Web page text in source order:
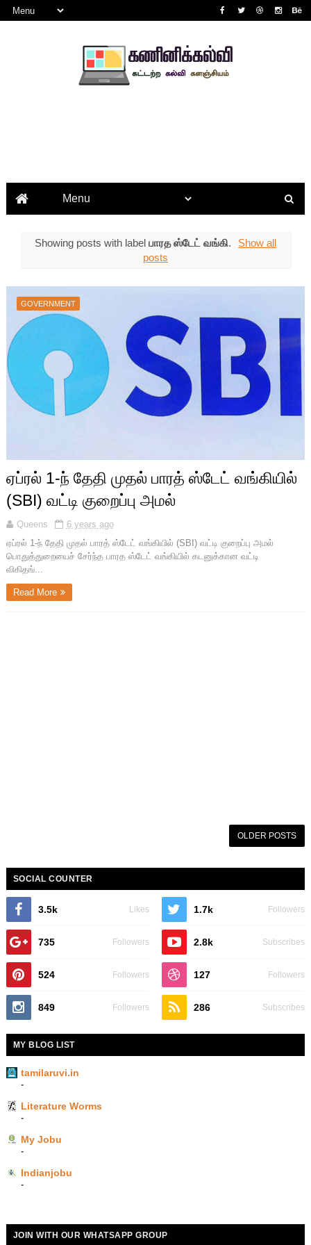
Showing posts with label பாரத ஸ்டேட் வங்கி.
Show all
posts
GOVERNMENT
ஏப்ரல் 1-ந் தேதி முதல் பாரத் ஸ்டேட் வங்கியில்
(SBI) வட்டி குறைப்பு அமல்
Queens
6 years ago
ஏப்ரல் 1-ந் தேதி முதல் பாரத் ஸ்டேட் வங்கியில் (SBI) வட்டி குறைப்பு அமல்
பொதுத்துறையைச் சேர்ந்த பாரத ஸ்டேட் வங்கியில் கடனுக்கான வட்டி
விகிதங்...
Read More
OLDER POSTS
SOCIAL COUNTER
3.5k Likes 1.7k Followers
735 Followers 2.8k Subscribes
524 Followers 127 Followers
849 Followers 286 Subscribes
MY BLOG LIST
tamilaruvi.in
-
Literature Worms
-
My Jobu
-
Indianjobu
-
JOIN WITH OUR WHATSAPP GROUP